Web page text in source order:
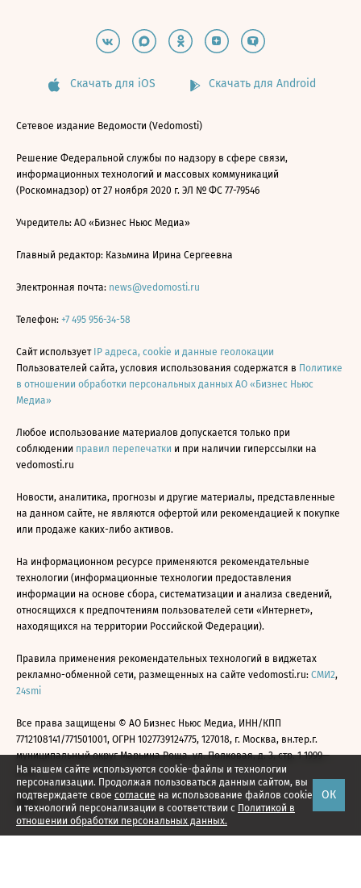
На нашем сайте используются cookie-файлы и технологии
персонализации. Продолжая пользоваться данным сайтом, вы
подтверждаете свое согласие на использование файлов cookie
и технологий персонализации в соответствии с Политикой в
отношении обработки персональных данных.
ОК
Скачать для iOS Скачать для Android
Сетевое издание Ведомости (Vedomosti)
Решение Федеральной службы по надзору в сфере связи,
информационных технологий и массовых коммуникаций
(Роскомнадзор) от 27 ноября 2020 г. ЭЛ № ФС 77-79546
Учредитель: АО «Бизнес Ньюс Медиа»
Главный редактор: Казьмина Ирина Сергеевна
Электронная почта: news@vedomosti.ru
Телефон: +7 495 956-34-58
Сайт использует IP адреса, cookie и данные геолокации
Пользователей сайта, условия использования содержатся в Политике
в отношении обработки персональных данных АО «Бизнес Ньюс
Медиа»
Любое использование материалов допускается только при
соблюдении правил перепечатки и при наличии гиперссылки на
vedomosti.ru
Новости, аналитика, прогнозы и другие материалы, представленные
на данном сайте, не являются офертой или рекомендацией к покупке
или продаже каких-либо активов.
На информационном ресурсе применяются рекомендательные
технологии (информационные технологии предоставления
информации на основе сбора, систематизации и анализа сведений,
относящихся к предпочтениям пользователей сети «Интернет»,
находящихся на территории Российской Федерации).
Правила применения рекомендательных технологий в виджетах
рекламно-обменной сети, размещенных на сайте vedomosti.ru: СМИ2,
24smi
Все права защищены © АО Бизнес Ньюс Медиа, ИНН/КПП
7712108141/771501001, ОГРН 1027739124775, 127018, г. Москва, вн.тер.г.
муниципальный округ Марьина Роща, ул. Полковая, д. 3, стр. 1 1999—
2026